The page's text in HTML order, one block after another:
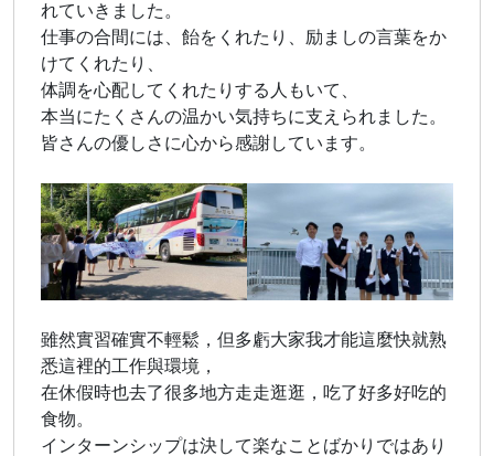
れていきました。
仕事の合間には、飴をくれたり、励ましの言葉をか
けてくれたり、
体調を心配してくれたりする人もいて、
本当にたくさんの温かい気持ちに支えられました。
皆さんの優しさに心から感謝しています。
雖然實習確實不輕鬆，但多虧大家我才能這麼快就熟
悉這裡的工作與環境，
在休假時也去了很多地方走走逛逛，吃了好多好吃的
食物。
インターンシップは決して楽なことばかりではあり